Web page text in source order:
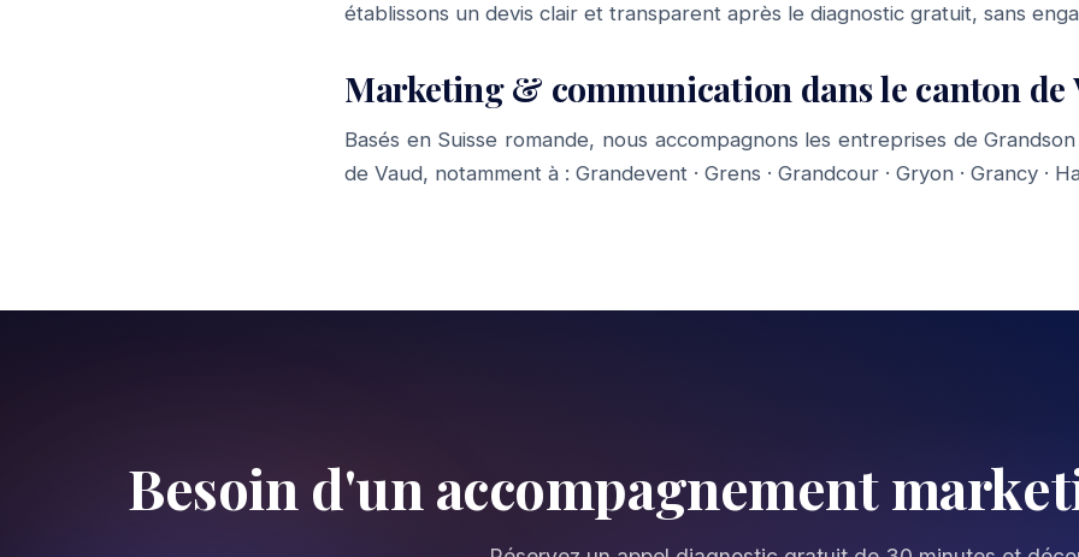
établissons un devis clair et transparent après le diagnostic gratuit, sans
Marketing & communication dans le canton de
Basés en Suisse romande, nous accompagnons les entreprises de
de Vaud, notamment à : Grandevent · Grens · Grandcour · Gryon · Grancy ·
Besoin d'un accompagnement